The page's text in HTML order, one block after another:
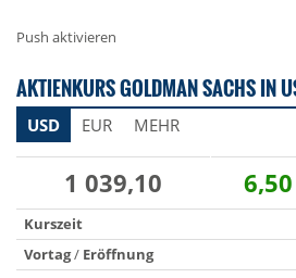
Push aktivieren
AKTIENKURS GOLDMAN SACHS IN
USD EUR MEHR
1 039,10 6,50
Kurszeit
Vortag/ Eröffnung